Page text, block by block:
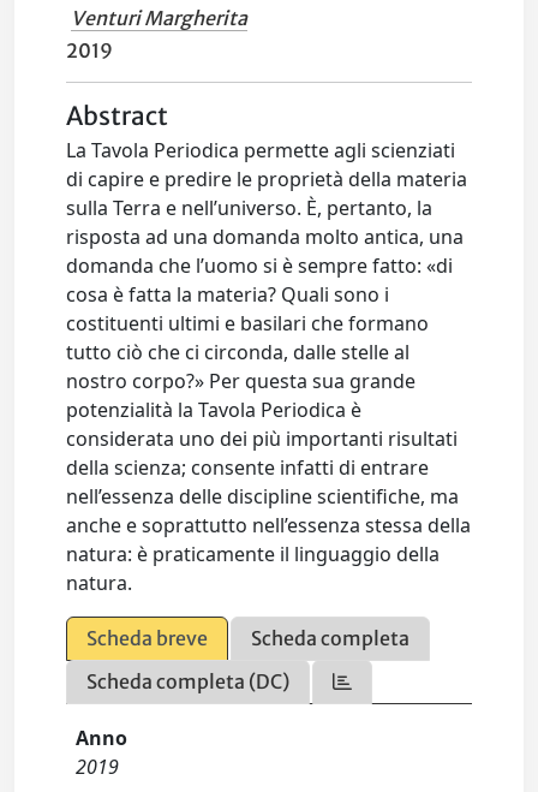
Venturi Margherita
2019
Abstract
La Tavola Periodica permette agli scienziati
di capire e predire le proprietà della materia
sulla Terra e nell’universo. È, pertanto, la
risposta ad una domanda molto antica, una
domanda che l’uomo si è sempre fatto: «di
cosa è fatta la materia? Quali sono i
costituenti ultimi e basilari che formano
tutto ciò che ci circonda, dalle stelle al
nostro corpo?» Per questa sua grande
potenzialità la Tavola Periodica è
considerata uno dei più importanti risultati
della scienza; consente infatti di entrare
nell’essenza delle discipline scientifiche, ma
anche e soprattutto nell’essenza stessa della
natura: è praticamente il linguaggio della
natura.
Scheda breve
Scheda completa
Scheda completa (DC)
Anno
2019